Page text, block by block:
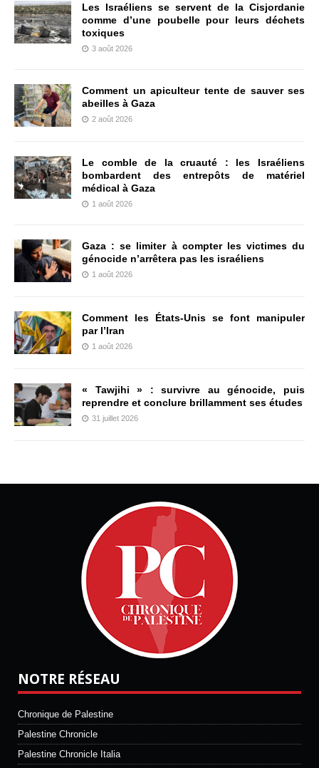
Les Israéliens se servent de la Cisjordanie
comme d’une poubelle pour leurs déchets
toxiques
3 août 2026
Comment un apiculteur tente de sauver ses
abeilles à Gaza
2 août 2026
Le comble de la cruauté : les Israéliens
bombardent des entrepôts de matériel
médical à Gaza
1 août 2026
Gaza : se limiter à compter les victimes du
génocide n’arrêtera pas les israéliens
1 août 2026
Comment les États-Unis se font manipuler
par l’Iran
1 août 2026
« Tawjihi » : survivre au génocide, puis
reprendre et conclure brillamment ses études
31 juillet 2026
NOTRE RÉSEAU
Chronique de Palestine
Palestine Chronicle
Palestine Chronicle Italia